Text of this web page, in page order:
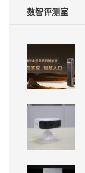
数智评测室